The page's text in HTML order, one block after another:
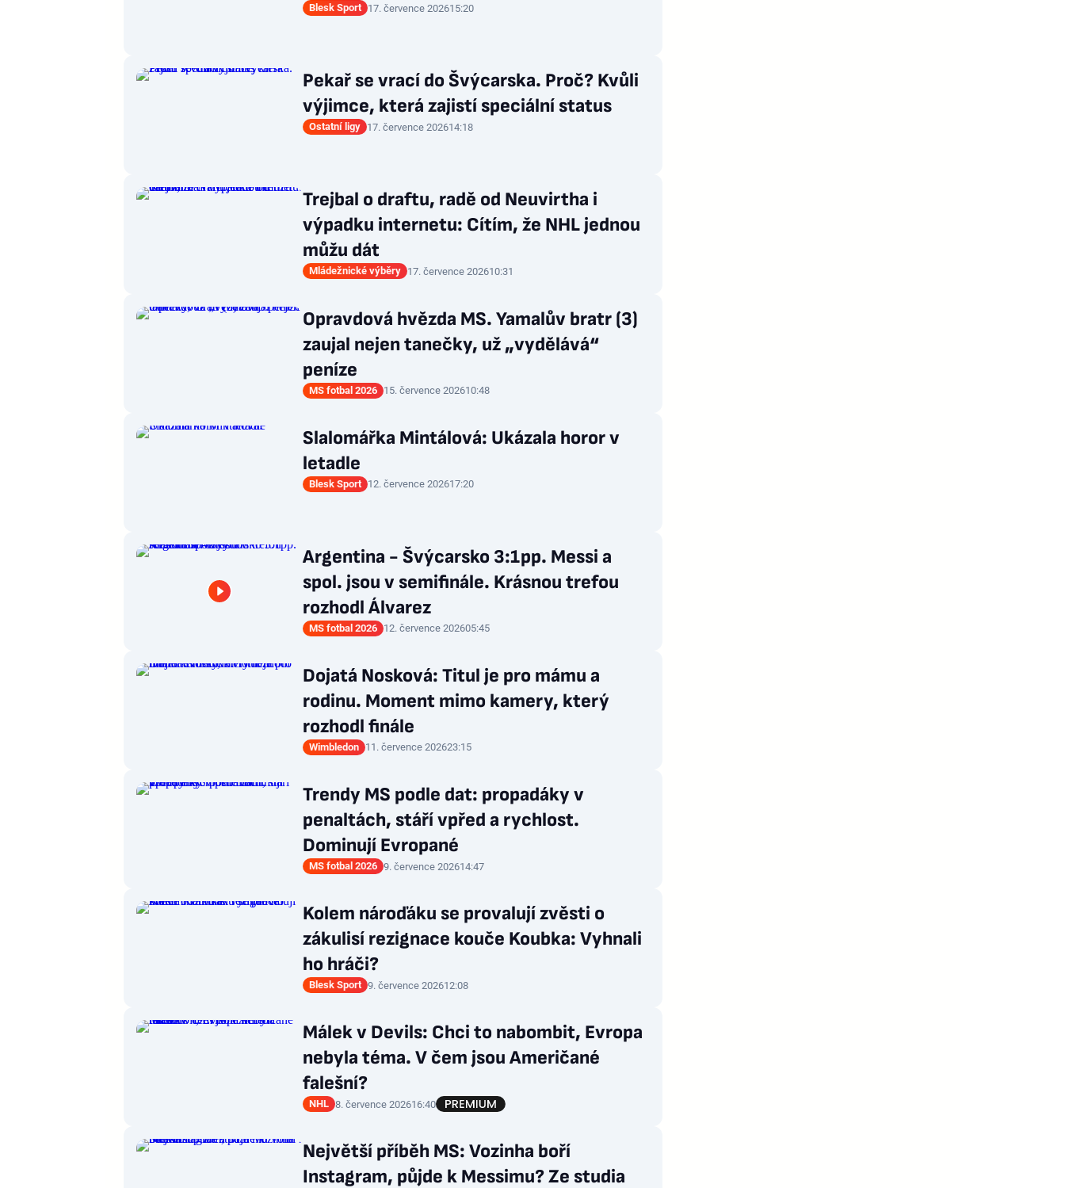
Blesk Sport 17. července 202615:20
Pekař se vrací do Švýcarska. Proč? Kvůli
výjimce, která zajistí speciální status
Ostatní ligy 17. července 202614:18
Trejbal o draftu, radě od Neuvirtha i
výpadku internetu: Cítím, že NHL jednou
můžu dát
Mládežnické výběry 17. července 202610:31
Opravdová hvězda MS. Yamalův bratr (3)
zaujal nejen tanečky, už „vydělává“
peníze
MS fotbal 2026 15. července 202610:48
Slalomářka Mintálová: Ukázala horor v
letadle
Blesk Sport 12. července 202617:20
Argentina - Švýcarsko 3:1pp. Messi a
spol. jsou v semifinále. Krásnou trefou
rozhodl Álvarez
MS fotbal 2026 12. července 202605:45
Dojatá Nosková: Titul je pro mámu a
rodinu. Moment mimo kamery, který
rozhodl finále
Wimbledon 11. července 202623:15
Trendy MS podle dat: propadáky v
penaltách, stáří vpřed a rychlost.
Dominují Evropané
MS fotbal 2026 9. července 202614:47
Kolem nároďáku se provalují zvěsti o
zákulisí rezignace kouče Koubka: Vyhnali
ho hráči?
Blesk Sport 9. července 202612:08
Málek v Devils: Chci to nabombit, Evropa
nebyla téma. V čem jsou Američané
falešní?
NHL 8. července 202616:40
Největší příběh MS: Vozinha boří
Instagram, půjde k Messimu? Ze studia